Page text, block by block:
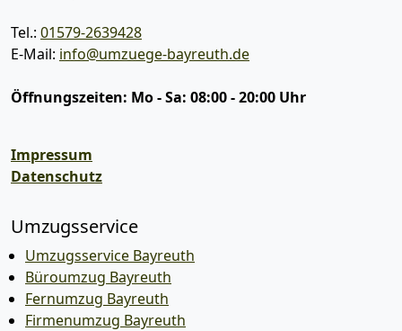
Tel.: 01579-2639428
E-Mail: info@umzuege-bayreuth.de
Öffnungszeiten: Mo - Sa: 08:00 - 20:00 Uhr
Impressum
Datenschutz
Umzugsservice
Umzugsservice Bayreuth
Büroumzug Bayreuth
Fernumzug Bayreuth
Firmenumzug Bayreuth